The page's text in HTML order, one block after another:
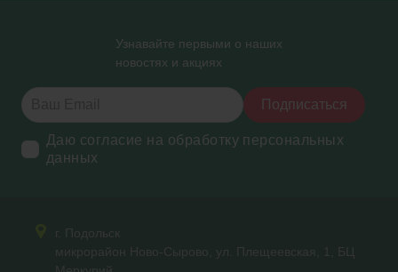
Узнавайте первыми о наших
новостях и акциях
Подписаться
Даю согласие на обработку персональных
данных